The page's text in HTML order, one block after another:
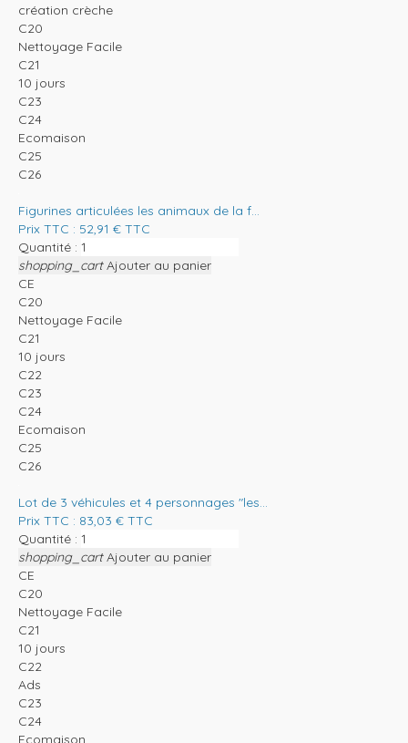
création crèche
C20
Nettoyage Facile
C21
10 jours
C23
C24
Ecomaison
C25
C26
Figurines articulées les animaux de la f...
Prix TTC : 52,91 € TTC
Quantité :
shopping_cart Ajouter au panier
CE
C20
Nettoyage Facile
C21
10 jours
C22
C23
C24
Ecomaison
C25
C26
Lot de 3 véhicules et 4 personnages "les...
Prix TTC : 83,03 € TTC
Quantité :
shopping_cart Ajouter au panier
CE
C20
Nettoyage Facile
C21
10 jours
C22
Ads
C23
C24
Ecomaison